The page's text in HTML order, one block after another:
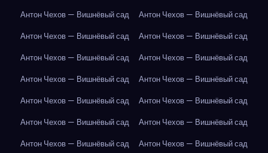
Антон Чехов — Вишнёвый сад
Антон Чехов — Вишнёвый сад
Антон Чехов — Вишнёвый сад
Антон Чехов — Вишнёвый сад
Антон Чехов — Вишнёвый сад
Антон Чехов — Вишнёвый сад
Антон Чехов — Вишнёвый сад
Антон Чехов — Вишнёвый сад
Антон Чехов — Вишнёвый сад
Антон Чехов — Вишнёвый сад
Антон Чехов — Вишнёвый сад
Антон Чехов — Вишнёвый сад
Антон Чехов — Вишнёвый сад
Антон Чехов — Вишнёвый сад